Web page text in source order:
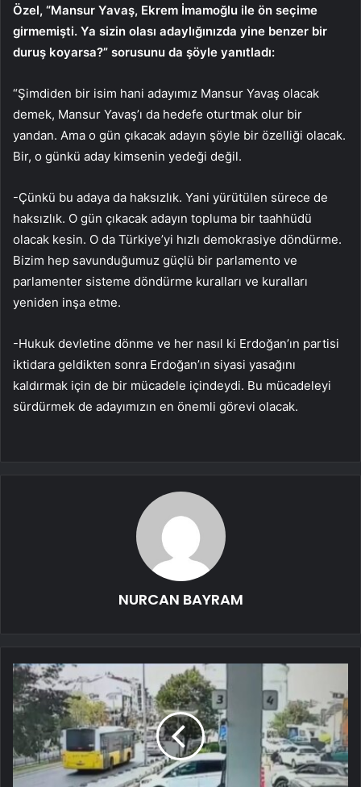
Özel, “Mansur Yavaş, Ekrem İmamoğlu ile ön seçime
girmemişti. Ya sizin olası adaylığınızda yine benzer bir
duruş koyarsa?” sorusunu da şöyle yanıtladı:
“Şimdiden bir isim hani adayımız Mansur Yavaş olacak
demek, Mansur Yavaş’ı da hedefe oturtmak olur bir
yandan. Ama o gün çıkacak adayın şöyle bir özelliği olacak.
Bir, o günkü aday kimsenin yedeği değil.
-Çünkü bu adaya da haksızlık. Yani yürütülen sürece de
haksızlık. O gün çıkacak adayın topluma bir taahhüdü
olacak kesin. O da Türkiye’yi hızlı demokrasiye döndürme.
Bizim hep savunduğumuz güçlü bir parlamento ve
parlamenter sisteme döndürme kuralları ve kuralları
yeniden inşa etme.
-Hukuk devletine dönme ve her nasıl ki Erdoğan’ın partisi
iktidara geldikten sonra Erdoğan’ın siyasi yasağını
kaldırmak için de bir mücadele içindeydi. Bu mücadeleyi
sürdürmek de adayımızın en önemli görevi olacak.
NURCAN BAYRAM